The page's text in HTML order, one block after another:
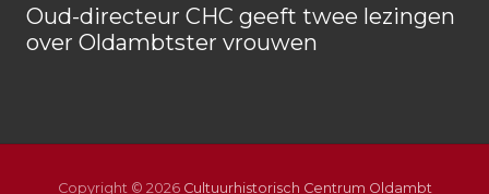
Oud-directeur CHC geeft twee lezingen
over Oldambtster vrouwen
Copyright © 2026 Cultuurhistorisch Centrum Oldambt